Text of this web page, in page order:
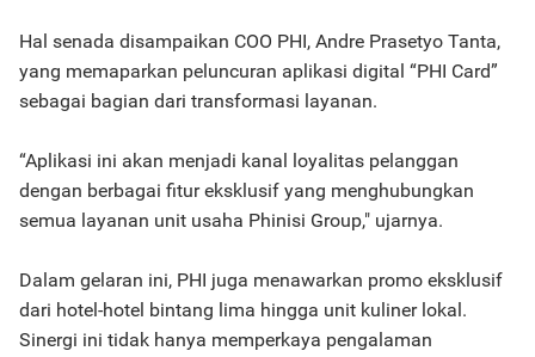
Hal senada disampaikan COO PHI, Andre Prasetyo Tanta,
yang memaparkan peluncuran aplikasi digital “PHI Card”
sebagai bagian dari transformasi layanan.
“Aplikasi ini akan menjadi kanal loyalitas pelanggan
dengan berbagai fitur eksklusif yang menghubungkan
semua layanan unit usaha Phinisi Group," ujarnya.
Dalam gelaran ini, PHI juga menawarkan promo eksklusif
dari hotel-hotel bintang lima hingga unit kuliner lokal.
Sinergi ini tidak hanya memperkaya pengalaman